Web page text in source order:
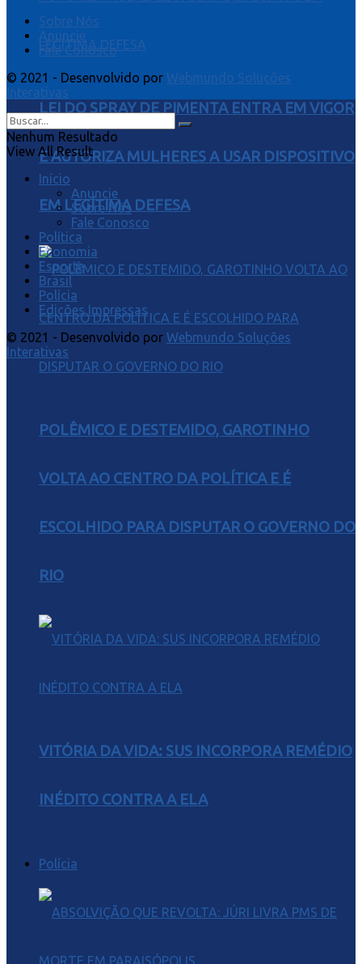
LEI DO SPRAY DE PIMENTA ENTRA EM VIGOR
E AUTORIZA MULHERES A USAR DISPOSITIVO
EM LEGÍTIMA DEFESA
POLÊMICO E DESTEMIDO, GAROTINHO
VOLTA AO CENTRO DA POLÍTICA E É
ESCOLHIDO PARA DISPUTAR O GOVERNO DO
RIO
VITÓRIA DA VIDA: SUS INCORPORA REMÉDIO
INÉDITO CONTRA A ELA
Polícia
Sobre Nós
Anuncie
Fale Conosco
© 2021 - Desenvolvido por Webmundo Soluções
Interativas
Nenhum Resultado
View All Result
Início
Anuncie
Sobre Nós
Fale Conosco
Política
Economia
Esporte
Brasil
Polícia
Edições Impressas
© 2021 - Desenvolvido por Webmundo Soluções
Interativas